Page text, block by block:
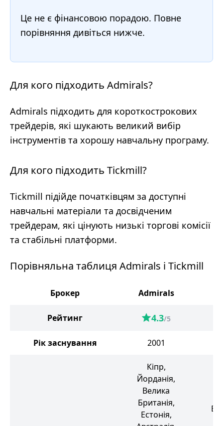
Це не є фінансовою порадою. Повне
порівняння дивіться нижче.
Для кого підходить Admirals?
Admirals підходить для короткострокових
трейдерів, які шукають великий вибір
інструментів та хорошу навчальну програму.
Для кого підходить Tickmill?
Tickmill підійде початківцям за доступні
навчальні матеріали та досвідченим
трейдерам, які цінують низькі торгові комісії
та стабільні платформи.
Порівняльна таблиця Admirals і Tickmill
Брокер Admirals
Рейтинг 4.3/5
Рік заснування 2001
Кіпр,
Йорданія,
Велика
Британія,
Естонія,